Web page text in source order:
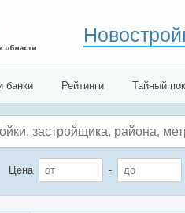
банки Рейтинги Тайный
Цена -